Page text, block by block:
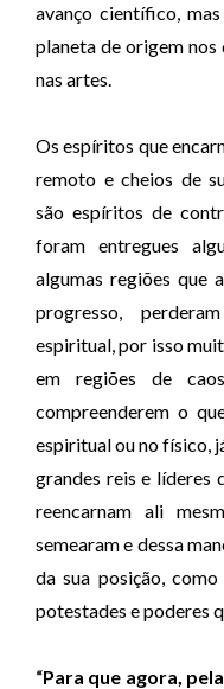
avanço científico,
planeta de origem
nas artes.
Os espíritos que
remoto e cheios de
são espíritos de
foram entregues
algumas regiões que
progresso,
espiritual, por isso
em regiões de
compreenderem o
espiritual ou no físico,
grandes reis e líderes
reencarnam ali
semearam e dessa
da sua posição,
potestades e poderes
“Para que agora,